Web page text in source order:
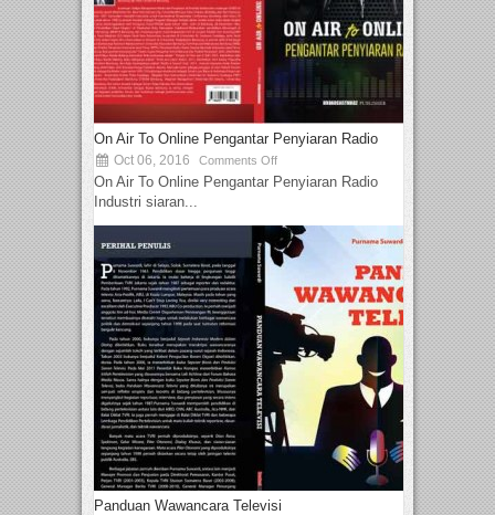
On Air To Online Pengantar Penyiaran Radio
Oct 06, 2016 Comments Off
On Air To Online Pengantar Penyiaran Radio
Industri siaran...
Panduan Wawancara Televisi